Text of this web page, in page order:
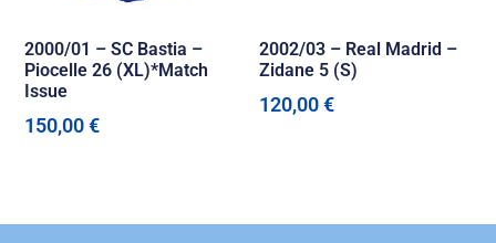
2000/01 – SC Bastia –
Piocelle 26 (XL)*Match
Issue
150,00€
2002/03 – Real Madrid –
Zidane 5 (S)
120,00€